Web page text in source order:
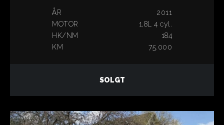
ÅR
2011
MOTOR
1,8L 4 cyl.
HK/NM
184
KM
75.000
SOLGT